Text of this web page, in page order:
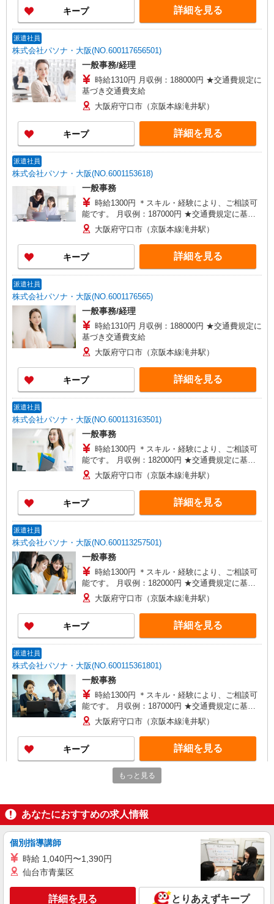
キープ 詳細を見る
派遣社員
株式会社パソナ・大阪(NO.600117656501)
一般事務/経理
時給1310円 月収例：188000円 ★交通費規定に
基づき交通費支給
大阪府守口市（京阪本線滝井駅）
キープ 詳細を見る
派遣社員
株式会社パソナ・大阪(NO.6001153618)
一般事務
時給1300円 ＊スキル・経験により、ご相談可
能です。 月収例：187000円 ★交通費規定に基づ
き交通費支給
大阪府守口市（京阪本線滝井駅）
キープ 詳細を見る
派遣社員
株式会社パソナ・大阪(NO.6001176565)
一般事務/経理
時給1310円 月収例：188000円 ★交通費規定に
基づき交通費支給
大阪府守口市（京阪本線滝井駅）
キープ 詳細を見る
派遣社員
株式会社パソナ・大阪(NO.600113163501)
一般事務
時給1300円 ＊スキル・経験により、ご相談可
能です。 月収例：182000円 ★交通費規定に基づ
き交通費支給
大阪府守口市（京阪本線滝井駅）
キープ 詳細を見る
派遣社員
株式会社パソナ・大阪(NO.600113257501)
一般事務
時給1300円 ＊スキル・経験により、ご相談可
能です。 月収例：182000円 ★交通費規定に基づ
き交通費支給
大阪府守口市（京阪本線滝井駅）
キープ 詳細を見る
派遣社員
株式会社パソナ・大阪(NO.600115361801)
一般事務
時給1300円 ＊スキル・経験により、ご相談可
能です。 月収例：187000円 ★交通費規定に基づ
き交通費支給
大阪府守口市（京阪本線滝井駅）
キープ 詳細を見る
一般事務
時給1300円 ＊スキル・経験により、ご相談可
能です。 月収例：182000円 ★交通費規定に基づ
大阪府守口市（京阪本線滝井駅）
キープ 詳細を見る
もっと見る
あなたにおすすめの求人情報
個別指導講師
時給 1,040円〜1,390円
仙台市青葉区
詳細を見る とりあえずキープ